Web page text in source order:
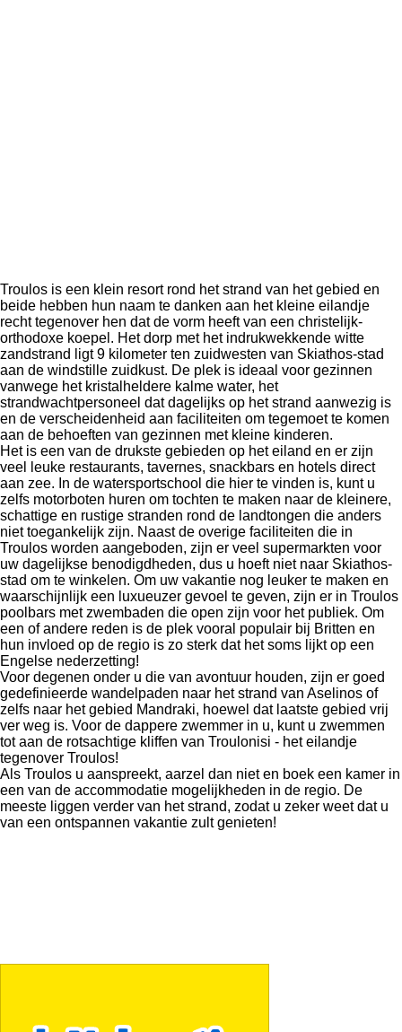
Troulos is een klein resort rond het strand van het gebied en
beide hebben hun naam te danken aan het kleine eilandje
recht tegenover hen dat de vorm heeft van een christelijk-
orthodoxe koepel. Het dorp met het indrukwekkende witte
zandstrand ligt 9 kilometer ten zuidwesten van Skiathos-stad
aan de windstille zuidkust. De plek is ideaal voor gezinnen
vanwege het kristalheldere kalme water, het
strandwachtpersoneel dat dagelijks op het strand aanwezig is
en de verscheidenheid aan faciliteiten om tegemoet te komen
aan de behoeften van gezinnen met kleine kinderen.
Het is een van de drukste gebieden op het eiland en er zijn
veel leuke restaurants, tavernes, snackbars en hotels direct
aan zee. In de watersportschool die hier te vinden is, kunt u
zelfs motorboten huren om tochten te maken naar de kleinere,
schattige en rustige stranden rond de landtongen die anders
niet toegankelijk zijn. Naast de overige faciliteiten die in
Troulos worden aangeboden, zijn er veel supermarkten voor
uw dagelijkse benodigdheden, dus u hoeft niet naar Skiathos-
stad om te winkelen. Om uw vakantie nog leuker te maken en
waarschijnlijk een luxueuzer gevoel te geven, zijn er in Troulos
poolbars met zwembaden die open zijn voor het publiek. Om
een ​​of andere reden is de plek vooral populair bij Britten en
hun invloed op de regio is zo sterk dat het soms lijkt op een
Engelse nederzetting!
Voor degenen onder u die van avontuur houden, zijn er goed
gedefinieerde wandelpaden naar het strand van Aselinos of
zelfs naar het gebied Mandraki, hoewel dat laatste gebied vrij
ver weg is. Voor de dappere zwemmer in u, kunt u zwemmen
tot aan de rotsachtige kliffen van Troulonisi - het eilandje
tegenover Troulos!
Als Troulos u aanspreekt, aarzel dan niet en boek een kamer in
een van de accommodatie mogelijkheden in de regio. De
meeste liggen verder van het strand, zodat u zeker weet dat u
van een ontspannen vakantie zult genieten!